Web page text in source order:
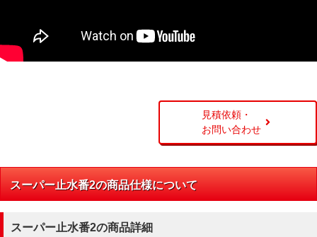
見積依頼・
お問い合わせ
スーパー止水番2の商品仕様について
スーパー止水番2の商品詳細